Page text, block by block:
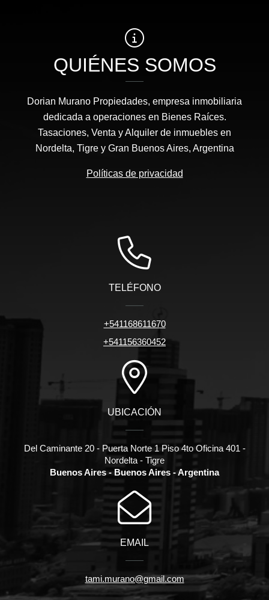
QUIÉNES SOMOS
Dorian Murano Propiedades, empresa inmobiliaria
dedicada a operaciones en Bienes Raíces.
Tasaciones, Venta y Alquiler de inmuebles en
Nordelta, Tigre y Gran Buenos Aires, Argentina
Políticas de privacidad
TELÉFONO
+541168611670
+541156360452
UBICACIÓN
Del Caminante 20 - Puerta Norte 1 Piso 4to Oficina 401 -
Nordelta - Tigre
Buenos Aires - Buenos Aires - Argentina
EMAIL
tami.murano@gmail.com